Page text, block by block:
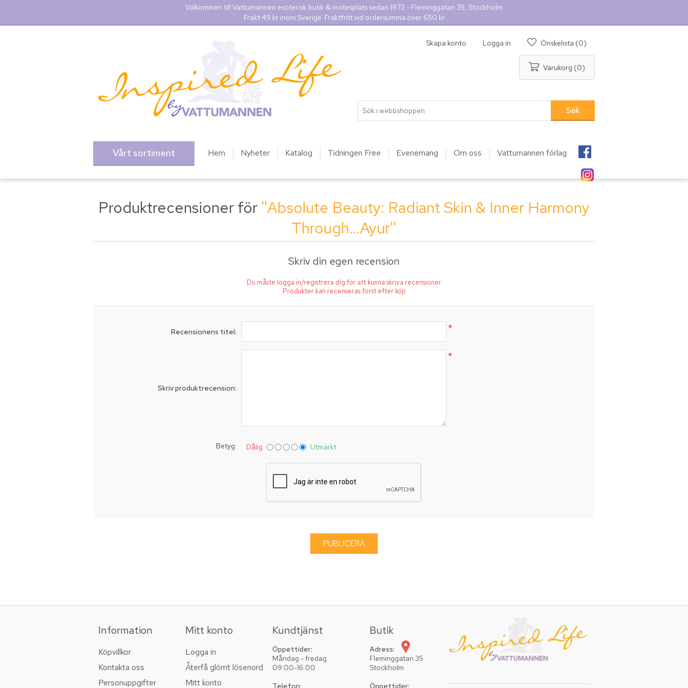
Välkommen till Vattumannen esoterisk butik & mötesplats sedan 1972 - Fleminggatan 35, Stockholm
Frakt 49 kr inom Sverige. Fraktfritt vid ordersumma över 650 kr
Skapa konto Logga in Önskelista (0)
Varukorg (0)
Vårt sortiment Hem Nyheter Katalog Tidningen Free Evenemang Om oss Vattumannen förlag
Produktrecensioner för Absolute Beauty: Radiant Skin & Inner Harmony
Through...Ayur
Skriv din egen recension
Du måste logga in/registrera dig för att kunna skriva recensioner
Produkter kan recenseras först efter köp
Recensionens titel: *
Skriv produktrecension:
*
Betyg: Dålig Utmärkt
Information
Köpvillkor
Kontakta oss
Personuppgifter
Mitt konto
Logga in
Återfå glömt lösenord
Mitt konto
Kundtjänst
Öppettider:
Måndag - fredag
09:00-16.00
Telefon:
Butik
Adress:
Fleminggatan 35
Stockholm
Öppettider: